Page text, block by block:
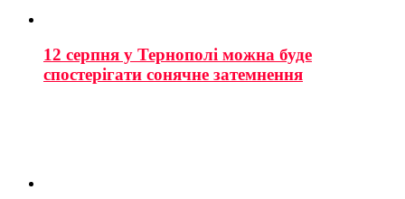
12 серпня у Тернополі можна буде
спостерігати сонячне затемнення